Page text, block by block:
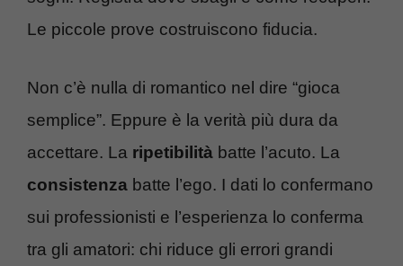
Le piccole prove costruiscono fiducia.
Non c’è nulla di romantico nel dire “gioca
semplice”. Eppure è la verità più dura da
accettare. La ripetibilità batte l’acuto. La
consistenza batte l’ego. I dati lo confermano
sui professionisti e l’esperienza lo conferma
tra gli amatori: chi riduce gli errori grandi